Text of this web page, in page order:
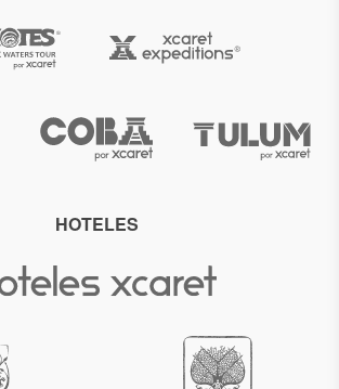
HOTELES